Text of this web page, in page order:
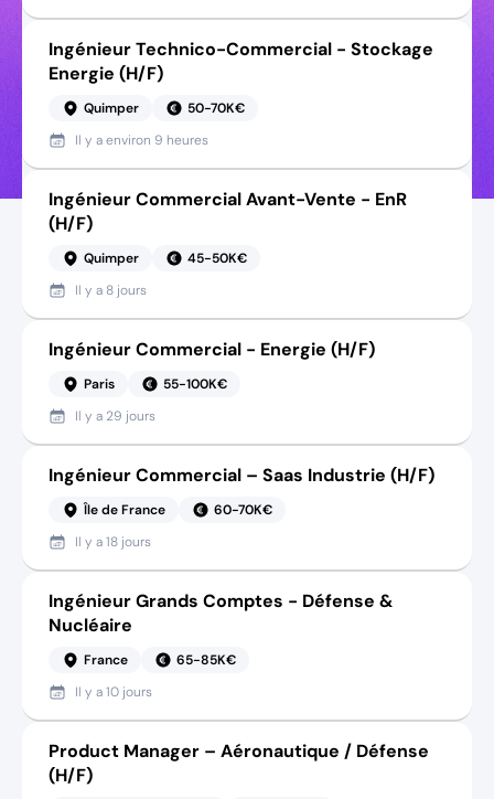
Ingénieur Technico-Commercial - Stockage
Energie (H/F)
Quimper
50-70K€
Il y aenviron 9 heures
Ingénieur Commercial Avant-Vente - EnR
(H/F)
Quimper
45-50K€
Il y a 8 jours
Ingénieur Commercial - Energie (H/F)
Paris
55-100K€
Il y a 29 jours
Ingénieur Commercial – Saas Industrie (H/F)
Île de France
60-70K€
Il y a18 jours
Ingénieur Grands Comptes - Défense &
Nucléaire
France
65-85K€
Il y a10 jours
Product Manager – Aéronautique / Défense
(H/F)